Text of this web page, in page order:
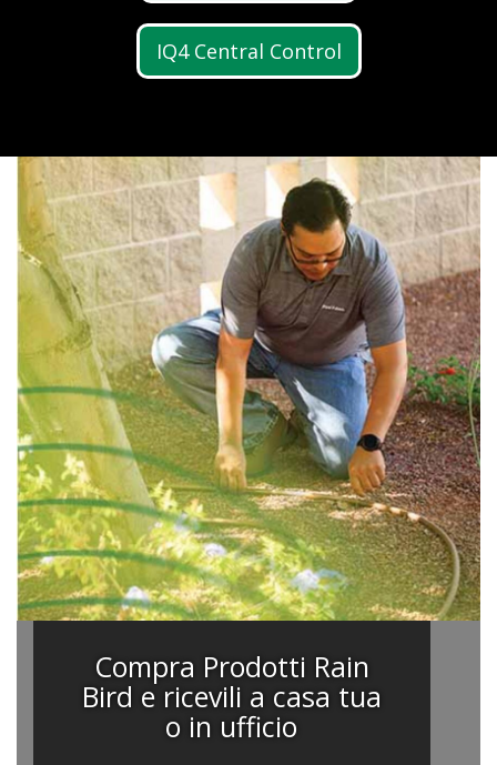
IQ4 Central Control
Compra Prodotti Rain
Bird e ricevili a casa tua
o in ufficio